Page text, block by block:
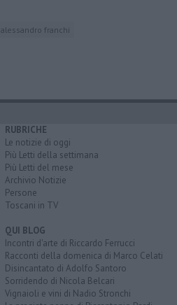
alessandro franchi
RUBRICHE
Le notizie di oggi
Più Letti della settimana
Più Letti del mese
Archivio Notizie
Persone
Toscani in TV
QUI BLOG
Incontri d'arte di Riccardo Ferrucci
Racconti della domenica di Marco Celati
Disincantato di Adolfo Santoro
Sorridendo di Nicola Belcari
Vignaioli e vini di Nadio Stronchi